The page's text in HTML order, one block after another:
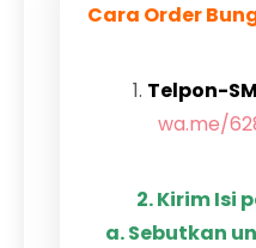
Cara Order
1. Telpon-
wa.me/
2. Kirim Isi
a. Sebutkan